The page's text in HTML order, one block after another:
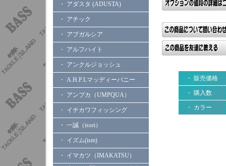
・ アダスタ (ADUSTA)
・ アチック
・ アブガルシア
・ アルフハイト
・ アンクルジョッシュ
・ A.H.P.Lマッディーバニー
・ アンプカ（UMPQUA）
・ イチカワフィッシング
・ 一誠（issei）
・ イズム(ism)
・ イマカツ（IMAKATSU）
・ 販売価格
・ 購入数
・ カラー